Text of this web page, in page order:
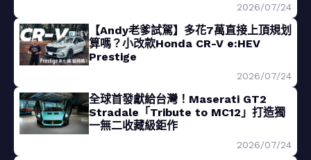
2026/07/24
【Andy老爹試駕】多花7萬直接上頂規划
算嗎？小改款Honda CR-V e:HEV
Prestige
2026/07/24
全球首發獻給台灣！Maserati GT2
Stradale「Tribute to MC12」打造獨
一無二收藏級鉅作
2026/07/24